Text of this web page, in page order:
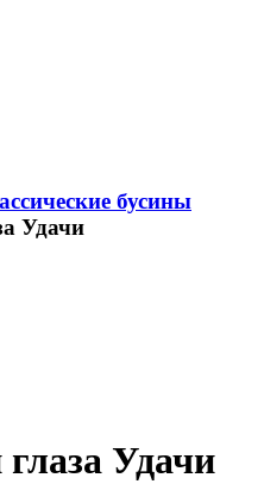
бусины
Удачи
Удачи